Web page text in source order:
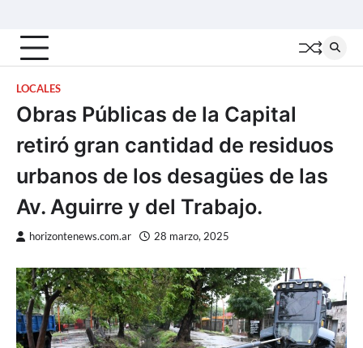
content
LOCALES
Obras Públicas de la Capital
retiró gran cantidad de residuos
urbanos de los desagües de las
Av. Aguirre y del Trabajo.
horizontenews.com.ar 28 marzo, 2025